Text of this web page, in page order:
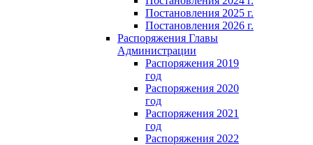
Постановления 2025 г.
Постановления 2026 г.
Распоряжения Главы
Администрации
Распоряжения 2019
год
Распоряжения 2020
год
Распоряжения 2021
год
Распоряжения 2022